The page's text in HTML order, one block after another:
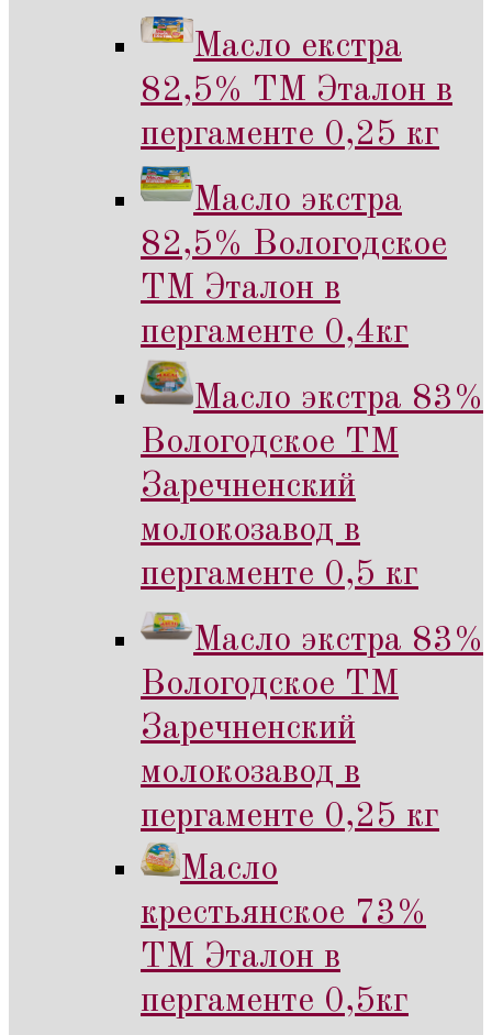
Масло екстра
82,5% ТМ Эталон в
пергаменте 0,25 кг
Масло экстра
82,5% Вологодское
ТМ Эталон в
пергаменте 0,4кг
Масло экстра 83%
Вологодское ТМ
Заречненский
молокозавод в
пергаменте 0,5 кг
Масло экстра 83%
Вологодское ТМ
Заречненский
молокозавод в
пергаменте 0,25 кг
Масло
крестьянское 73%
ТМ Эталон в
пергаменте 0,5кг